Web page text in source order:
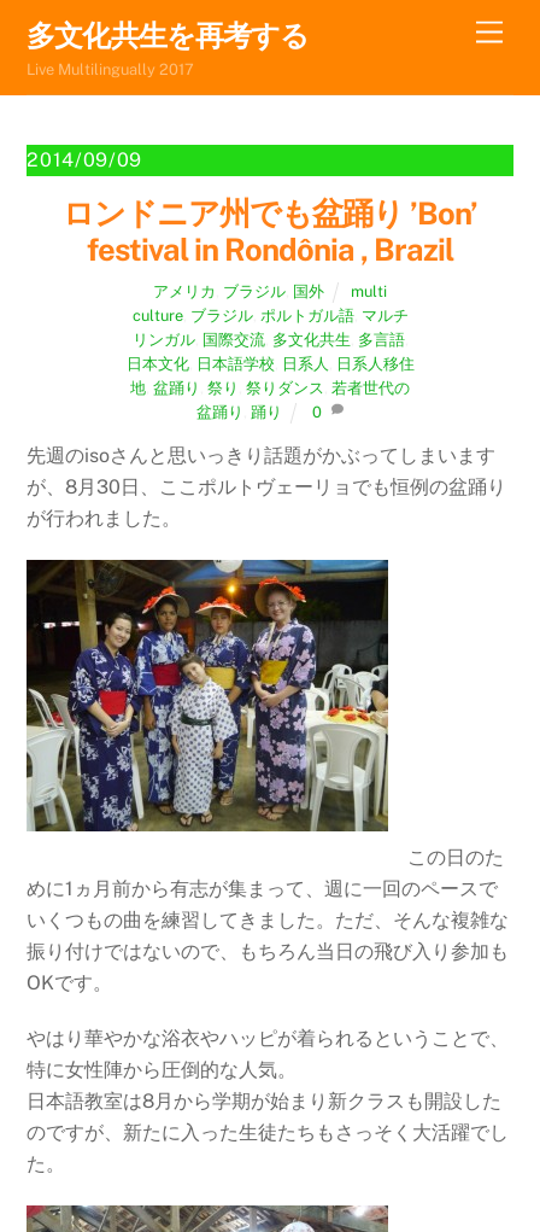
content
多文化共生を再考する
Live Multilingually 2017
2014/09/09
ロンドニア州でも盆踊り ’Bon’
festival in Rondônia , Brazil
アメリカ ブラジル, 国外
multi
culture, ブラジル, ポルトガル語, マルチ
リンガル, 国際交流, 多文化共生 多言語,
日本文化, 日本語学校 日系人
日系人移住
地 盆踊り 祭り 祭りダンス 若者世代の
盆踊り 踊り 0
先週のisoさんと思いっきり話題がかぶってしまいます
が、8月30日、ここポルトヴェーリョでも恒例の盆踊り
が行われました。
この日のた
めに1ヵ月前から有志が集まって、週に一回のペースで
いくつもの曲を練習してきました。ただ、そんな複雑な
振り付けではないので、もちろん当日の飛び入り参加も
OKです。
やはり華やかな浴衣やハッピが着られるということで、
特に女性陣から圧倒的な人気。
日本語教室は8月から学期が始まり新クラスも開設した
のですが、新たに入った生徒たちもさっそく大活躍でし
た。